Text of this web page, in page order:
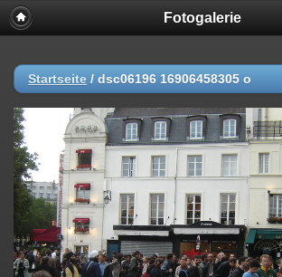
Fotogalerie
Startseite / dsc06196 16906458305 o